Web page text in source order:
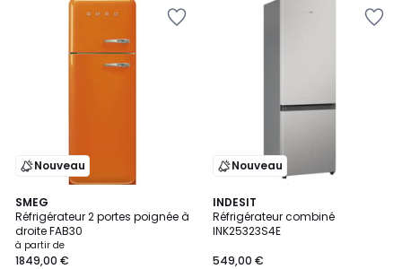
Nouveau
SMEG
Réfrigérateur 2 portes poignée à
droite FAB30
à partir de
1849,00 €
7
Couleurs
Nouveau
INDESIT
Réfrigérateur combiné
INK25323S4E
549,00 €